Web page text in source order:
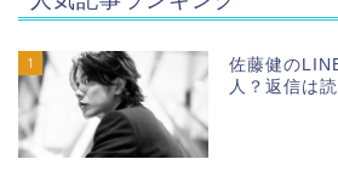
1
佐藤健の
人？返信は